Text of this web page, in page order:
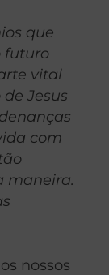
que
futuro
vital
Jesus
com
maneira.
nossos